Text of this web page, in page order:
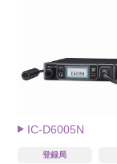
IC-D6005N
登録局